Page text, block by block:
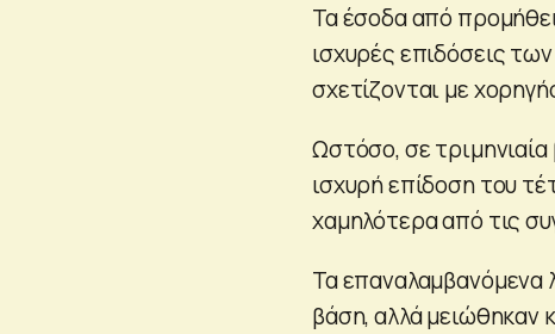
Τα έσοδα από
ισχυρές επιδόσεις
σχετίζονται με
Ωστόσο, σε
ισχυρή επίδοση του
χαμηλότερα από τις
Τα επαναλαμβανόμενα
βάση, αλλά μειώθηκαν